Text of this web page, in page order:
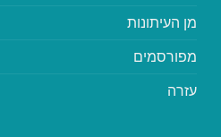
מן העיתונות
מפורסמים
עזרה